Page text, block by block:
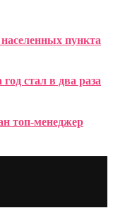
пункта
стал в два раза
топ-менеджер